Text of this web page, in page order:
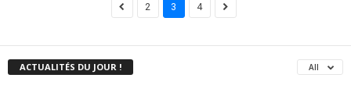
2 3 4
ACTUALITÉS DU JOUR ! All